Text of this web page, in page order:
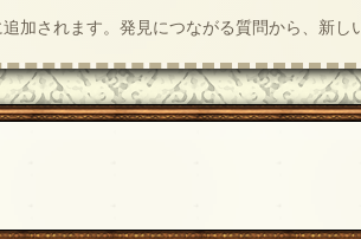
されます。発見につながる質問から、新し